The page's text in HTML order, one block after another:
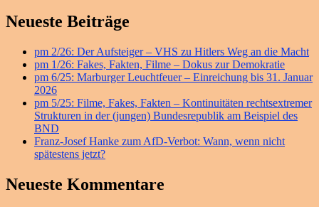
Primärer
Widget-
Bereich
Neueste Beiträge
pm 2/26: Der Aufsteiger – VHS zu Hitlers Weg an die Macht
pm 1/26: Fakes, Fakten, Filme – Dokus zur Demokratie
pm 6/25: Marburger Leuchtfeuer – Einreichung bis 31. Januar
2026
pm 5/25: Filme, Fakes, Fakten – Kontinuitäten rechtsextremer
Strukturen in der (jungen) Bundesrepublik am Beispiel des
BND
Franz-Josef Hanke zum AfD-Verbot: Wann, wenn nicht
spätestens jetzt?
Neueste Kommentare